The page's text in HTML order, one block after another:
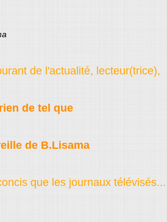
de l'actualité, lecteur(trice),
rien de tel que
de B.Lisama
que les journaux télévisés...